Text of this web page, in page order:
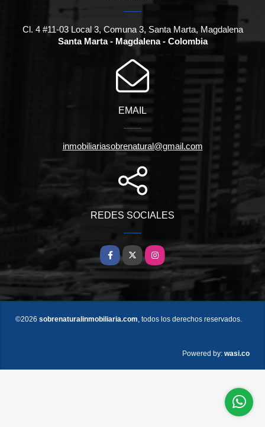
Cl. 4 #11-03 Local 3, Comuna 3, Santa Marta, Magdalena
Santa Marta - Magdalena - Colombia
EMAIL
inmobiliariasobrenatural@gmail.com
REDES SOCIALES
Facebook
X Instagram
©2026 sobrenaturalinmobiliaria.com, todos los derechos reservados.
Powered by: wasi.co